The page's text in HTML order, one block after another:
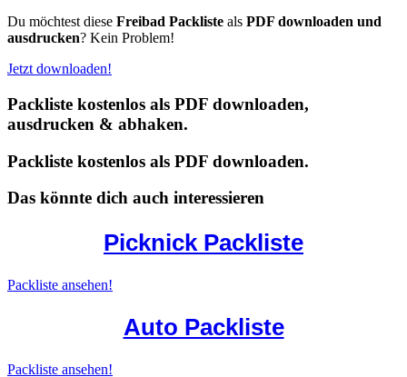
Du möchtest diese Freibad Packliste als PDF downloaden und
ausdrucken? Kein Problem!
Jetzt downloaden!
Packliste kostenlos als PDF downloaden,
ausdrucken & abhaken.
Packliste kostenlos als PDF downloaden.
Das könnte dich auch interessieren
Picknick Packliste
Packliste ansehen!
Auto Packliste
Packliste ansehen!